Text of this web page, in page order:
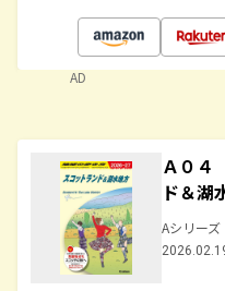
AD
Ａ０
ド＆湖
Aシリー